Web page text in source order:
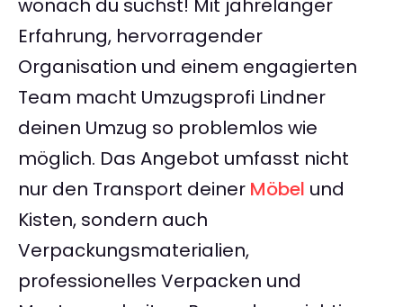
wonach du suchst! Mit jahrelanger
Erfahrung, hervorragender
Organisation und einem engagierten
Team macht Umzugsprofi Lindner
deinen Umzug so problemlos wie
möglich. Das Angebot umfasst nicht
nur den Transport deiner Möbel und
Kisten, sondern auch
Verpackungsmaterialien,
professionelles Verpacken und